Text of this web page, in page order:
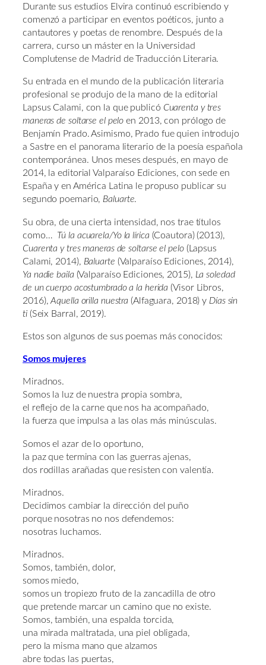
Durante sus estudios Elvira continuó escribiendo y
comenzó a participar en eventos poéticos, junto a
cantautores y poetas de renombre. Después de la
carrera, curso un máster en la Universidad
Complutense de Madrid de Traducción Literaria.
Su entrada en el mundo de la publicación literaria
profesional se produjo de la mano de la editorial
Lapsus Calami, con la que publicó Cuarenta y tres
maneras de soltarse el pelo en 2013, con prólogo de
Benjamín Prado. Asimismo, Prado fue quien introdujo
a Sastre en el panorama literario de la poesía española
contemporánea. Unos meses después, en mayo de
2014, la editorial Valparaíso Ediciones, con sede en
España y en América Latina le propuso publicar su
segundo poemario, Baluarte.
Su obra, de una cierta intensidad, nos trae títulos
como… Tú la acuarela/Yo la lírica (Coautora) (2013), ​
Cuarenta y tres maneras de soltarse el pelo(Lapsus
Calami, 2014)​, Baluarte (Valparaíso Ediciones, 2014), ​
Ya nadie baila (Valparaíso Ediciones, 2015)​, La soledad
de un cuerpo acostumbrado a la herida (Visor Libros,
2016),Aquella orilla nuestra(Alfaguara, 2018) y Días sin
ti (Seix Barral, 2019).
Estos son algunos de sus poemas más conocidos:
Somos mujeres
Miradnos.
Somos la luz de nuestra propia sombra,
el reflejo de la carne que nos ha acompañado,
la fuerza que impulsa a las olas más minúsculas.
Somos el azar de lo oportuno,
la paz que termina con las guerras ajenas,
dos rodillas arañadas que resisten con valentía.
Miradnos.
Decidimos cambiar la dirección del puño
porque nosotras no nos defendemos:
nosotras luchamos.
Miradnos.
Somos, también, dolor,
somos miedo,
somos un tropiezo fruto de la zancadilla de otro
que pretende marcar un camino que no existe.
Somos, también, una espalda torcida,
una mirada maltratada, una piel obligada,
pero la misma mano que alzamos
abre todas las puertas,